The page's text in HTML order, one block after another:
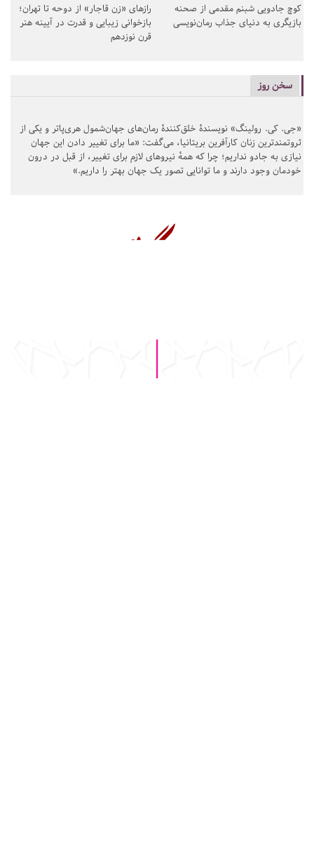
کوچ جادویی شبنم مقدمی از صحنه
بازیگری به دنیای جذاب رمان‌نویسی
رازهای «زن قاجار» از دوحه تا تهران؛
بازخوانی زیبایی و قدرت در آیینه هنر
قرن نوزدهم
سخن روز
«جی. کی. رولینگ» نویسندهٔ خلق‌کنندهٔ رمان‌های جهان‌شمول هری‌پاتر و یکی از
ثروتمندترین زنان کارآفرین بریتانیا، می‌گفت: «ما برای تغییر دادن این جهان
نیازی به جادو نداریم؛ چرا که همهٔ نیروهای لازم برای تغییر، از قبل در درون
خودمان وجود دارند و ما توانایی تصور یک جهان بهتر را داریم.»